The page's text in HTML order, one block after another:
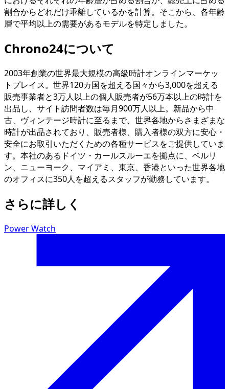
割合からどれだけ乖離しているかを計算。そこから、各年齢
層で平均以上の需要があるモデルを特定しました。
Chrono24について
2003年創業の世界最大規模の高級時計オンラインマーケッ
トプレイス。世界120カ国を超える国々から3,000を超える
販売事業者と3万人以上の個人販売者が56万本以上の時計を
出品し、サイト訪問者数は毎月900万人以上。新品から中
古、ヴィンテージ時計に至るまで、世界各地からさまざまな
時計が出品されており、販売者様、購入者様の双方に安心・
安全にお取引いただくための各種サービスをご提供していま
す。本社のあるドイツ・カールスルーエを拠点に、ベルリ
ン、ニューヨーク、マイアミ、東京、香港といった世界各地
のオフィスに350人を超えるスタッフが勤務しています。
さらに詳しく
Power Watch